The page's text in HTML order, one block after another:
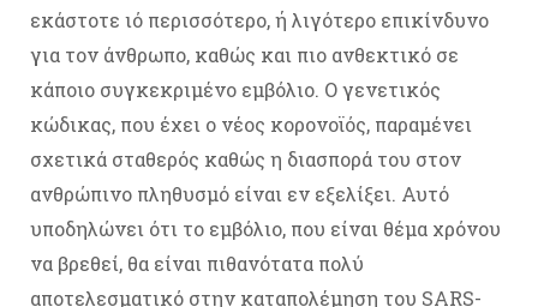
εκάστοτε ιό περισσότερο, ή λιγότερο επικίνδυνο
για τον άνθρωπο, καθώς και πιο ανθεκτικό σε
κάποιο συγκεκριμένο εμβόλιο. Ο γενετικός
κώδικας, που έχει ο νέος κορονοϊός, παραμένει
σχετικά σταθερός καθώς η διασπορά του στον
ανθρώπινο πληθυσμό είναι εν εξελίξει. Αυτό
υποδηλώνει ότι το εμβόλιο, που είναι θέμα χρόνου
να βρεθεί, θα είναι πιθανότατα πολύ
αποτελεσματικό στην καταπολέμηση του SARS-